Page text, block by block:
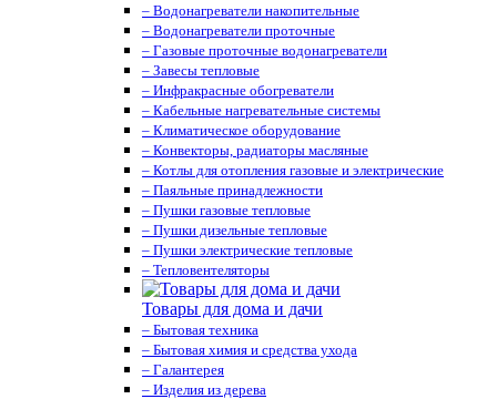
– Водонагреватели накопительные
– Водонагреватели проточные
– Газовые проточные водонагреватели
– Завесы тепловые
– Инфракрасные обогреватели
– Кабельные нагревательные системы
– Климатическое оборудование
– Конвекторы, радиаторы масляные
– Котлы для отопления газовые и электрические
– Паяльные принадлежности
– Пушки газовые тепловые
– Пушки дизельные тепловые
– Пушки электрические тепловые
– Тепловентеляторы
Товары для дома и дачи
– Бытовая техника
– Бытовая химия и средства ухода
– Галантерея
– Изделия из дерева